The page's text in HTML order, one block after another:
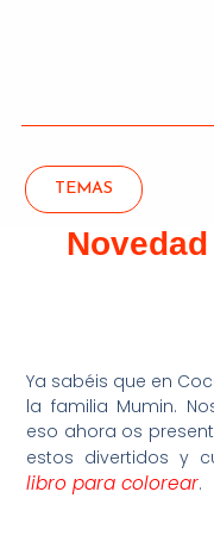
TEMAS
Ya sabéis que en
la familia Mumin.
eso ahora os
estos divertidos y
libro para colorear.